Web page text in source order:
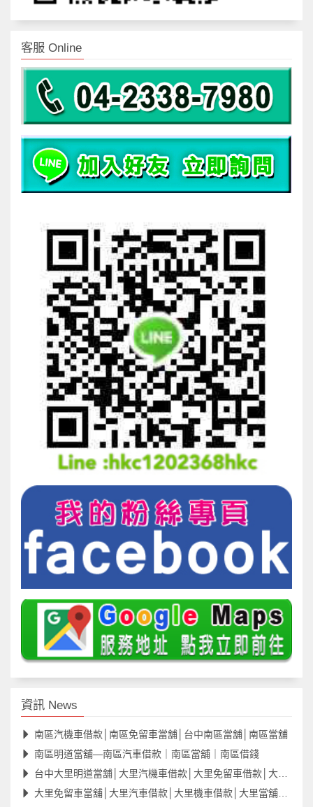
客服 Online
資訊 News
南區汽機車借款│南區免留車當舖│台中南區當舖│南區當舖
南區明道當舖—南區汽車借款｜南區當舖｜南區借錢
台中大里明道當舖│大里汽機車借款│大里免留車借款│大里當舖
大里免留車當舖│大里汽車借款│大里機車借款│大里當舖借款